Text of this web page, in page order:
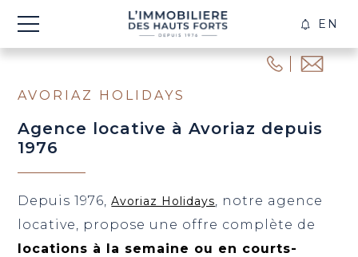
EN
AVORIAZ HOLIDAYS
Agence locative à Avoriaz depuis
1976
Depuis 1976,Avoriaz Holidays, notre agence
locative, propose une offre complète de
locations à la semaine ou en courts-